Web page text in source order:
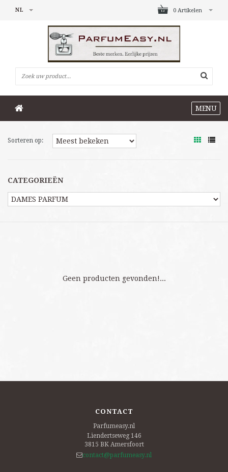
0 Artikelen
NL
MENU
Sorteren op:
CATEGORIEËN
Geen producten gevonden!...
CONTACT
Parfumeasy.nl
Liendertseweg 146
3815 BK Amersfoort
contact@parfumeasy.nl